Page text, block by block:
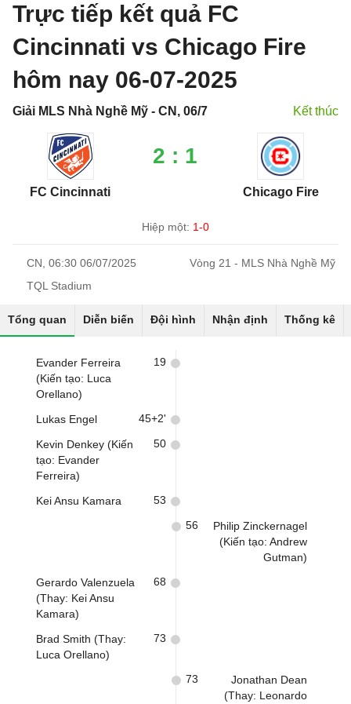
Trực tiếp kết quả FC
Cincinnati vs Chicago Fire
hôm nay 06-07-2025
Giải MLS Nhà Nghề Mỹ - CN, 06/7 Kết thúc
FC Cincinnati
2 : 1
Chicago Fire
Hiệp một: 1-0
CN, 06:30 06/07/2025
Vòng 21 - MLS Nhà Nghề Mỹ
TQL Stadium
Tổng quan Diễn biến Đội hình Nhận định Thống kê
Evander Ferreira
(Kiến tạo: Luca
Orellano)
19
Lukas Engel 45+2'
Kevin Denkey (Kiến
tạo: Evander
Ferreira)
50
Kei Ansu Kamara 53
Philip Zinckernagel
(Kiến tạo: Andrew
Gutman)
56
Gerardo Valenzuela
(Thay: Kei Ansu
Kamara)
68
Brad Smith (Thay:
Luca Orellano)
73
Jonathan Dean
(Thay: Leonardo
73